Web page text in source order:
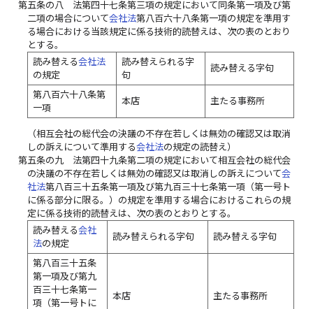
第五条の八
法第四十七条第三項の規定において同条第一項及び第
二項の場合について会社法第八百六十八条第一項の規定を準用す
る場合における当該規定に係る技術的読替えは、次の表のとおり
とする。
読み替える会社法
の規定
読み替えられる字
句
読み替える字句
第八百六十八条第
一項
本店 主たる事務所
（相互会社の総代会の決議の不存在若しくは無効の確認又は取消
しの訴えについて準用する会社法の規定の読替え）
第五条の九
法第四十九条第二項の規定において相互会社の総代会
の決議の不存在若しくは無効の確認又は取消しの訴えについて会
社法第八百三十五条第一項及び第九百三十七条第一項（第一号ト
に係る部分に限る。）の規定を準用する場合におけるこれらの規
定に係る技術的読替えは、次の表のとおりとする。
読み替える会社
法の規定
読み替えられる字句 読み替える字句
第八百三十五条
第一項及び第九
百三十七条第一
項（第一号トに
本店 主たる事務所